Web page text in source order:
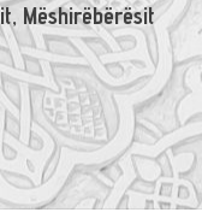
Mëshirëbërësit